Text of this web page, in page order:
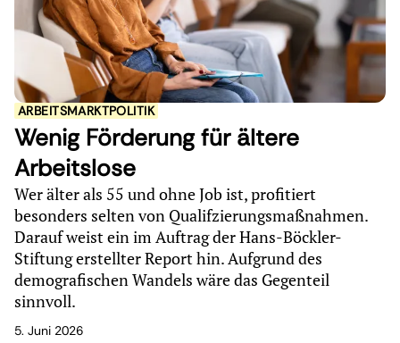
ARBEITSMARKTPOLITIK
Wenig Förderung für ältere
Arbeitslose
Wer älter als 55 und ohne Job ist, profitiert
besonders selten von Qualifzierungsmaßnahmen.
Darauf weist ein im Auftrag der Hans-Böckler-
Stiftung erstellter Report hin. Aufgrund des
demografischen Wandels wäre das Gegenteil
sinnvoll.
5. Juni 2026